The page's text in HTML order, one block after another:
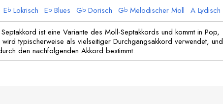
Eb Lokrisch Eb Blues Gb Dorisch Gb Melodischer Moll A Lydisch
D Moll D Harmonischer Moll
ist eine Variante des Moll-Septakkords und kommt in Pop,
wird typischerweise als vielseitiger Durchgangsakkord verwendet, und
den nachfolgenden Akkord bestimmt.